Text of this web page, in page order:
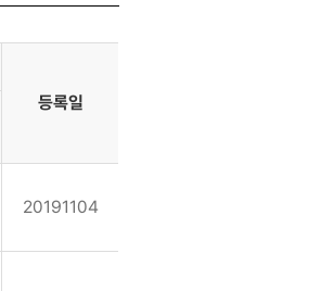
등록일
20191104